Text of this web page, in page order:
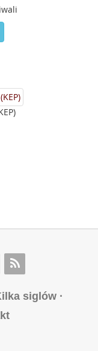
siglów·